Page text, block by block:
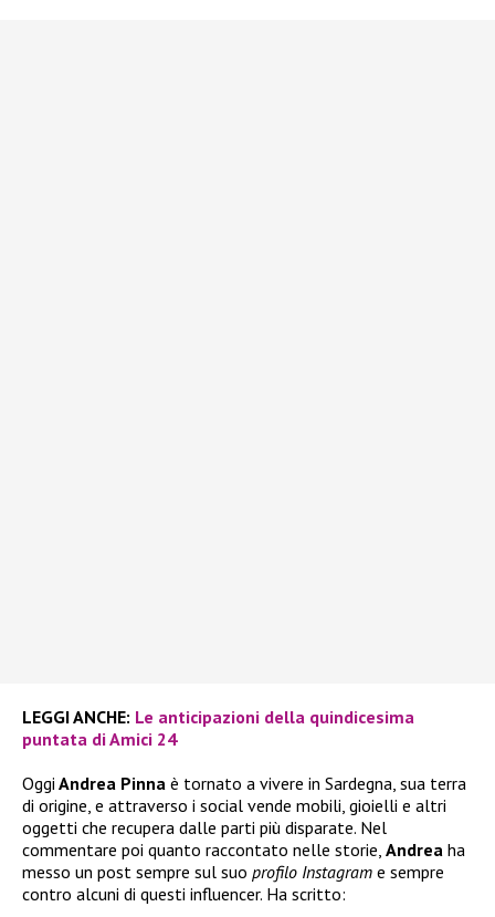
LEGGI ANCHE: Le anticipazioni della quindicesima
puntata di Amici 24
Oggi Andrea Pinna è tornato a vivere in Sardegna, sua terra
di origine, e attraverso i social vende mobili, gioielli e altri
oggetti che recupera dalle parti più disparate. Nel
commentare poi quanto raccontato nelle storie, Andrea ha
messo un post sempre sul suo profilo Instagram e sempre
contro alcuni di questi influencer. Ha scritto: